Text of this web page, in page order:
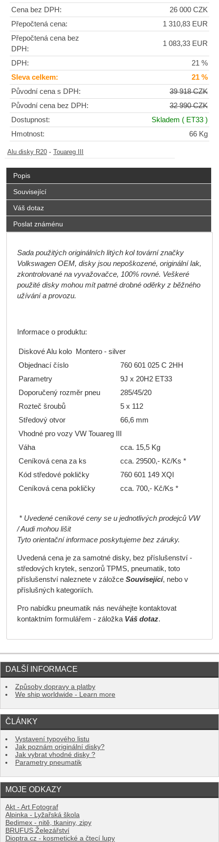
Cena bez DPH:
26 000 CZK
Přepočtená cena:
1 310,83 EUR
Přepočtená cena bez
DPH:
1 083,33 EUR
DPH:
21 %
Sleva celkem:
21 %
Původní cena s DPH:
39 918 CZK
Původní cena bez DPH:
32 990 CZK
Dostupnost:
Skladem ( ET33 )
Hmotnost:
66 Kg
Alu disky R20 - Touareg III
Popis
Související
Váš dotaz
Poslat známénu
Sada použitých originálních litých kol tovární značky
Volkswagen OEM, disky jsou nepoškozené, originální lak,
zkontrolované na vyvažovačce, 100% rovné. Veškeré
použité disky mohou mít patrné drobné oděrky z běžného
užívání a provozu.
Informace o produktu:
Diskové Alu kolo Montero - silver
Objednací číslo
760 601 025 C 2HH
Parametry
9J x 20H2 ET33
Doporučený rozměr pneu
285/45/20
Rozteč šroubů
5 x 112
Středový otvor
66,6 mm
Vhodné pro vozy VW Touareg III
Váha
cca. 15,5 Kg
Ceníková cena za ks
cca. 29500,- Kč/Ks *
Kód středové pokličky
760 601 149 XQI
Ceníková cena pokličky
cca. 700,- Kč/Ks *
* Uvedené ceníkové ceny se u jednotlivých prodejců VW
/ Audi mohou lišit
Tyto orientační informace poskytujeme bez záruky.
Uvedená cena je za samotné disky, bez příslušenství -
středových krytek, senzorů TPMS, pneumatik, toto
příslušenství naleznete v záložce Související, nebo v
příslušných kategoriích.
Pro nabídku pneumatik nás neváhejte kontaktovat
kontaktním formulářem - záložka Váš dotaz.
DALŠÍ INFORMACE
Způsoby dopravy a platby
We ship worldwide - Learn more
ČLÁNKY
Vystavení typového listu
Jak poznám originální disky?
Jak vybrat vhodné disky ?
Parametry pneumatik
MOJE ODKAZY
Akt - Art Fotograf
Alpinka - Lyžařská škola
Bedimex - nitě, tkaniny, zipy
BRUFUS Železářství
Dioptra.cz - kosmetické a čtecí lupy